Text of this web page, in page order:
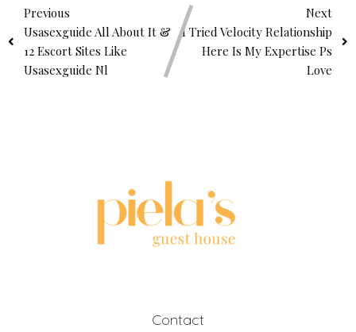
Previous
Usasexguide All About It &
12 Escort Sites Like
Usasexguide Nl
Next
I Tried Velocity Relationship
Here Is My Expertise Ps
Love
Contact